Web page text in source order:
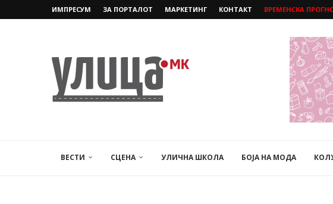
ИМПРЕСУМ ЗА ПОРТАЛОТ МАРКЕТИНГ КОНТАКТ ВРЕМЕНСКА
ВЕСТИ СЦЕНА УЛИЧНА ШКОЛА БОЈА НА МОДА